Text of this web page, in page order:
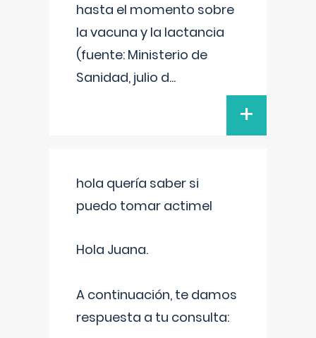
hasta el momento sobre
la vacuna y la lactancia
(fuente: Ministerio de
Sanidad, julio d...
+
hola quería saber si
puedo tomar actimel
Hola Juana.
A continuación, te damos
respuesta a tu consulta: